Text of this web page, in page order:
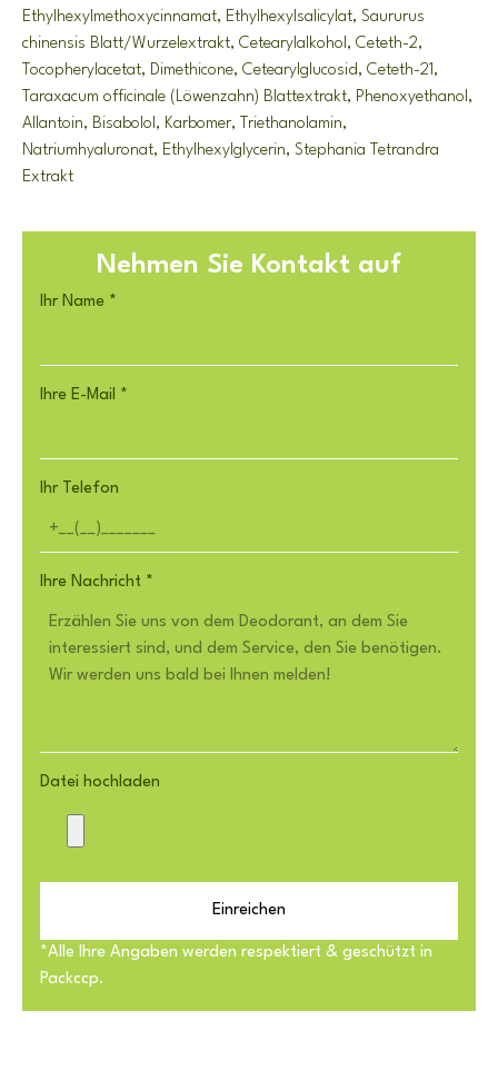
Ethylhexylmethoxycinnamat, Ethylhexylsalicylat, Saururus
chinensis Blatt/Wurzelextrakt, Cetearylalkohol, Ceteth-2,
Tocopherylacetat, Dimethicone, Cetearylglucosid, Ceteth-21,
Taraxacum officinale (Löwenzahn) Blattextrakt, Phenoxyethanol,
Allantoin, Bisabolol, Karbomer, Triethanolamin,
Natriumhyaluronat, Ethylhexylglycerin, Stephania Tetrandra
Extrakt
Nehmen Sie Kontakt auf
Ihr Name *
Ihre E-Mail *
Ihr Telefon
Ihre Nachricht *
Datei hochladen
Einreichen
*Alle Ihre Angaben werden respektiert & geschützt in
Packccp.